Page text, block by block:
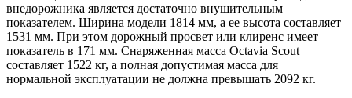
внедорожника является достаточно внушительным
показателем. Ширина модели 1814 мм, а ее высота составляет
1531 мм. При этом дорожный просвет или клиренс имеет
показатель в 171 мм. Снаряженная масса Oсtavia Scout
составляет 1522 кг, а полная допустимая масса для
нормальной эксплуатации не должна превышать 2092 кг.